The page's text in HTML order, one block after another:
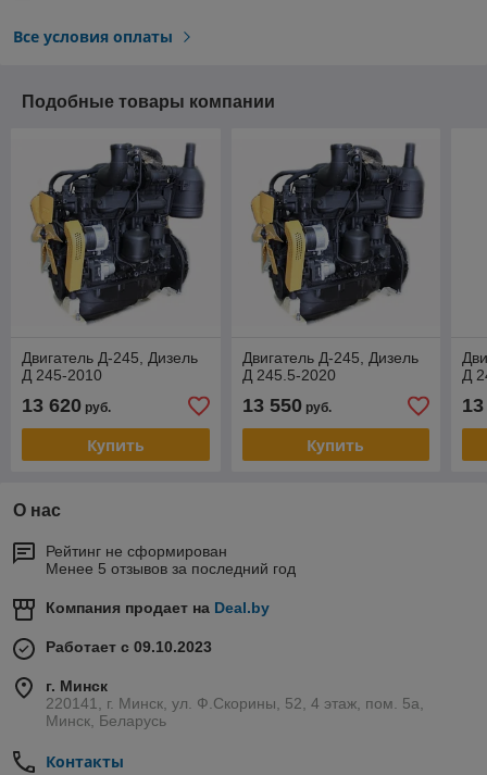
Все условия оплаты
Подобные товары компании
Двигатель Д-245, Дизель
Д 245-2010
13 620 руб.
Купить
Двигатель Д-245, Дизель
Д 245.5-2020
13 550руб.
Купить
Д
О нас
Рейтинг не сформирован
Менее 5 отзывов за последний год
Компания продает на Deal.by
Работает с 09.10.2023
г. Минск
220141, г. Минск, ул. Ф.Скорины, 52, 4 этаж, пом. 5а,
Минск, Беларусь
Контакты